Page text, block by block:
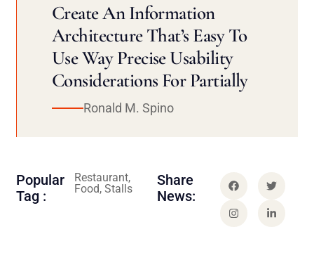
Create An Information
Architecture That’s Easy To
Use Way Precise Usability
Considerations For Partially
Ronald M. Spino
Popular
Tag :
Restaurant,
Food, Stalls
Share
News: